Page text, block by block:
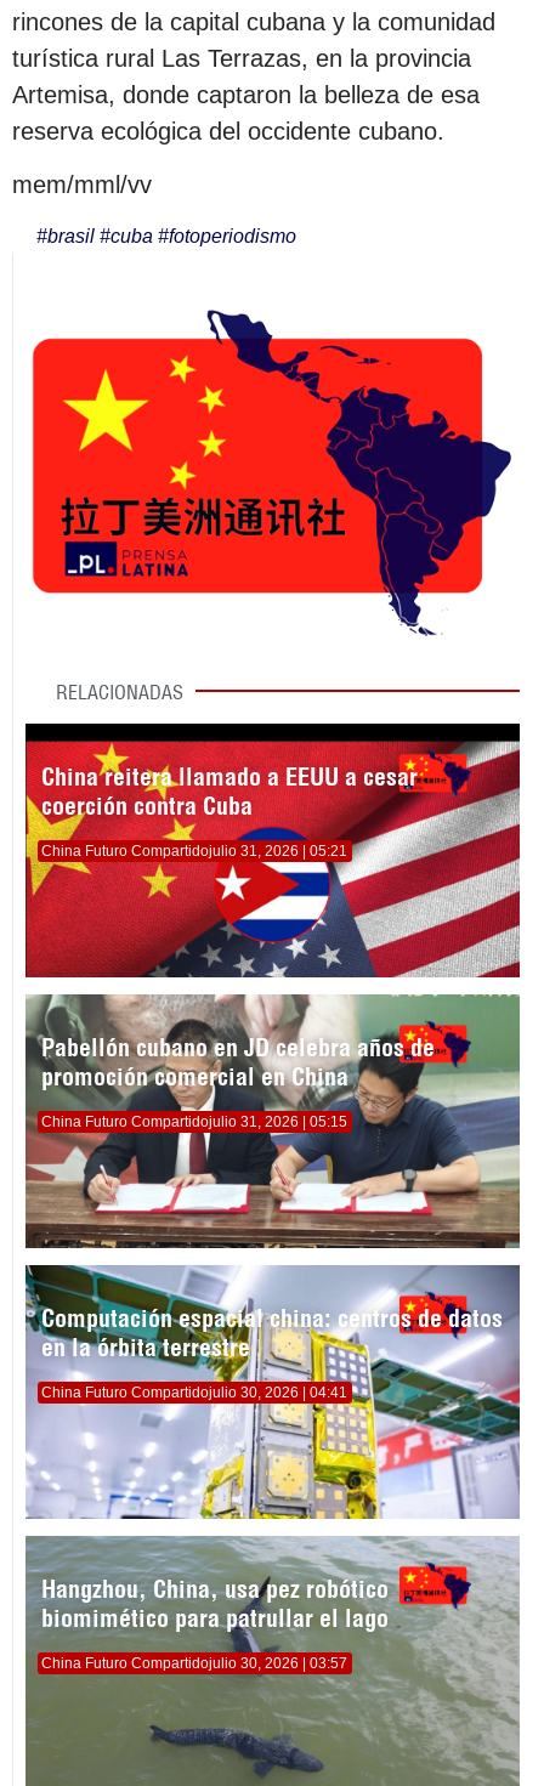
rincones de la capital cubana y la comunidad
turística rural Las Terrazas, en la provincia
Artemisa, donde captaron la belleza de esa
reserva ecológica del occidente cubano.
mem/mml/vv
#brasil #cuba #fotoperiodismo
RELACIONADAS
China reitera llamado a EEUU a cesar
coerción contra Cuba
China Futuro Compartidojulio 31, 2026 | 05:21
Pabellón cubano en JD celebra años de
promoción comercial en China
China Futuro Compartidojulio 31, 2026 | 05:15
Computación espacial china: centros de datos
en la órbita terrestre
China Futuro Compartidojulio 30, 2026 | 04:41
Hangzhou, China, usa pez robótico
biomimético para patrullar el lago
China Futuro Compartidojulio 30, 2026 | 03:57